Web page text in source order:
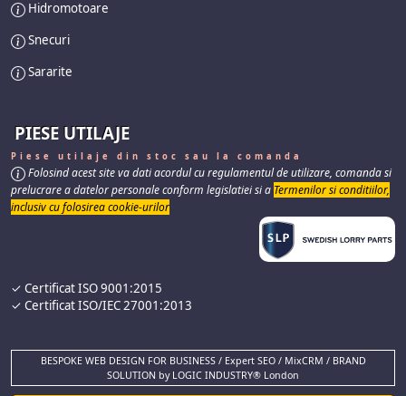
Hidromotoare
Snecuri
Sararite
PIESE UTILAJE
Piese utilaje din stoc sau la comanda
Folosind acest site va dati acordul cu regulamentul de utilizare, comanda si
prelucrare a datelor personale conform legislatiei si a Termenilor si conditiilor,
inclusiv cu folosirea cookie-urilor
✓ Certificat ISO 9001:2015
✓ Certificat ISO/IEC 27001:2013
BESPOKE WEB DESIGN FOR BUSINESS / Expert SEO / MixCRM / BRAND
SOLUTION by LOGIC INDUSTRY® London